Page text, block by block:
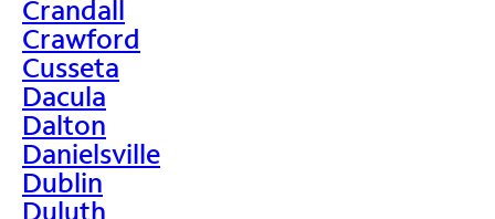
Crandall
Crawford
Cusseta
Dacula
Dalton
Danielsville
Dublin
Duluth